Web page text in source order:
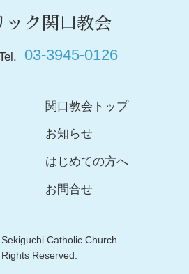
ック関口教会
03-3945-0126
関口教会トップ
お知らせ
はじめての方へ
お問合せ
Catholic Church.
Reserved.